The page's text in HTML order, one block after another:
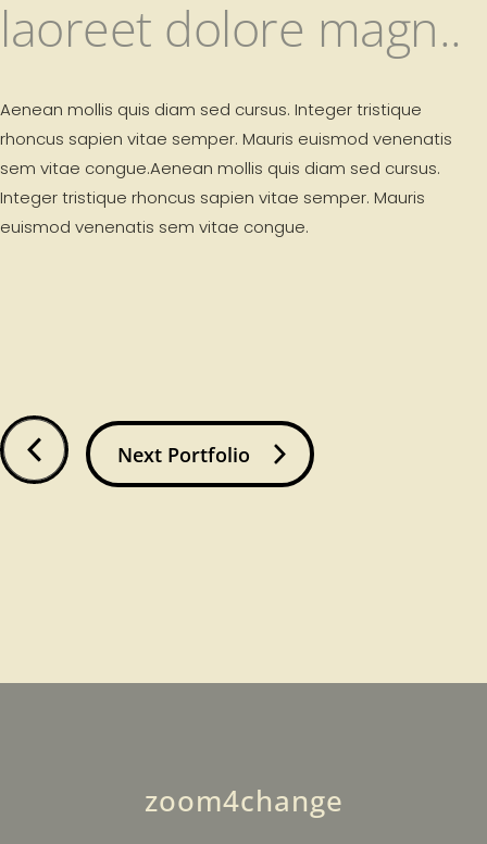
laoreet dolore magn..
Aenean mollis quis diam sed cursus. Integer tristique
rhoncus sapien vitae semper. Mauris euismod venenatis
sem vitae congue.Aenean mollis quis diam sed cursus.
Integer tristique rhoncus sapien vitae semper. Mauris
euismod venenatis sem vitae congue.
Next Portfolio
zoom4change